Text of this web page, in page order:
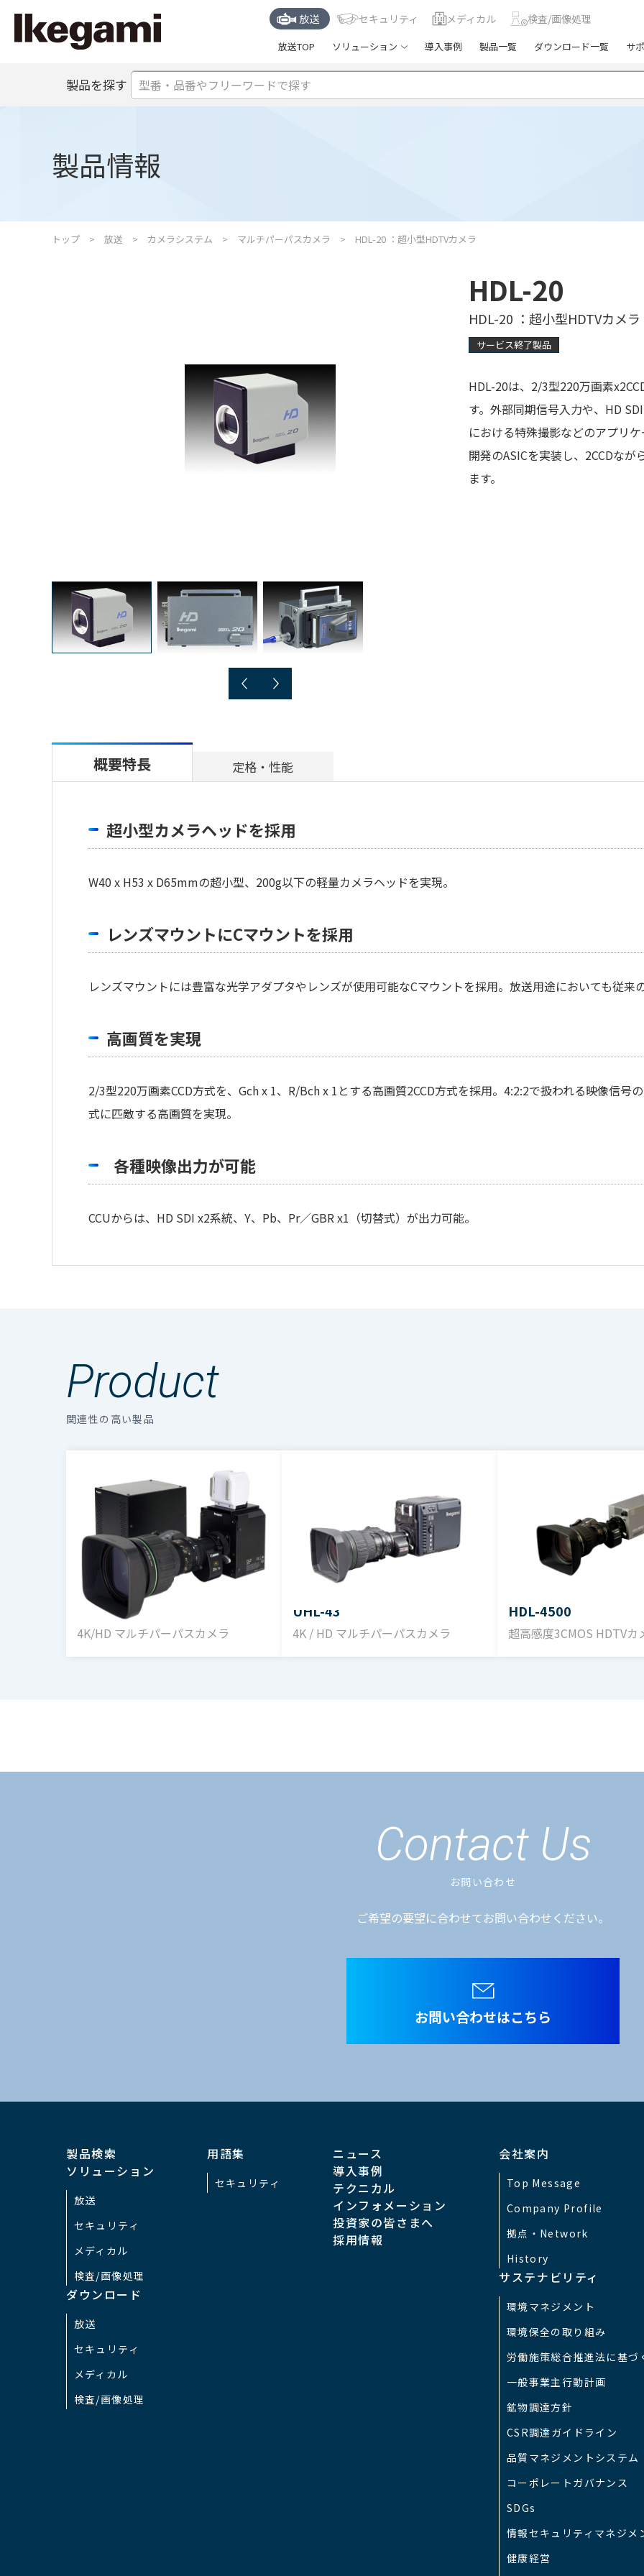
放送 セキュリティ メディカル 検査/画像処理
放送TOP ソリューション 導入事例 製品一覧 ダウンロード一覧 サ
製品を探す
製品情報
トップ 放送 カメラシステム マルチパーパスカメラ HDL-20 ：超小型HDTVカメラ
HDL-20
HDL-20 ：超小型HDTVカメラ
サービス終了製品
HDL-20は、2/3型220万画素
す。外部同期信号入力や、HD
における特殊撮影などのアプリ
開発のASICを実装し、2CCDな
ます。
概要特長 定格・性能
超小型カメラヘッドを採用
W40 x H53 x D65mmの超小型、200g以下の軽量カメラヘッドを実現。
レンズマウントにCマウントを採用
レンズマウントには豊富な光学アダプタやレンズが使用可能なCマウントを採用。放送用途においても従
高画質を実現
2/3型220万画素CCD方式を、Gch x 1、R/Bch x 1とする高画質2CCD方式を採用。4:2:2で扱われる映像信号
式に匹敵する高画質を実現。
各種映像出力が可能
CCUからは、HD SDI x2系統、Y、Pb、Pr／GBR x1（切替式）が出力可能。
有効画素数
限界解像度 1000TV本（Y）
ゲイン +6、+12、+18 切替式
S/N -54dB（Y）
＊工場オプションはCCUの調整が必要になります。
CCU： W90 × H103 × D180mm/2kg以下
周囲温度 -10℃ ～ +45℃
湿度 30 ～ 90％（結露しないこと）
CCUスイッチにより可能
オートアイリス レンズアイリスコントロール接続時は専用カメラケーブルを使用
リモートコントロール RS-422によりRCP50を接続し各種コントロールが可能
Product
関連性の高い製品
UHL-X40
4K/HD マルチパーパスカメラ
UHL-43
4K / HD マルチパーパスカメラ
HDL-4500
超高感度3CMOS HDTVカ
Contact Us
お問い合わせ
ご希望の要望に合わせてお問い合わせください。
お問い合わせはこちら
製品検索
ソリューション
放送
セキュリティ
メディカル
検査/画像処理
ダウンロード
放送
セキュリティ
メディカル
検査/画像処理
用語集
セキュリティ
ニュース
導入事例
テクニカル
インフォメーション
投資家の皆さまへ
採用情報
会社案内
Top Message
Company Profile
拠点・Network
History
サステナビリティ
環境マネジメント
環境保全の取り組み
労働施策総合推進法に基づ
一般事業主行動計画
鉱物調達方針
CSR調達ガイドライン
品質マネジメントシステム
コーポレートガバナンス
SDGs
情報セキュリティマネジメ
健康経営